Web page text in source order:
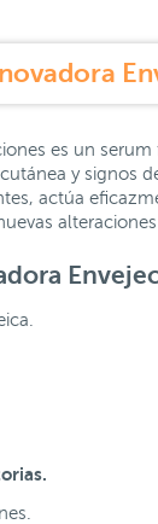
es un
y signos
actúa